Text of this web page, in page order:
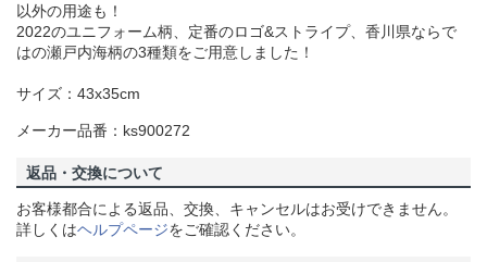
以外の用途も！
2022のユニフォーム柄、定番のロゴ&ストライプ、香川県ならで
はの瀬戸内海柄の3種類をご用意しました！
サイズ：43x35cm
メーカー品番：ks900272
返品・交換について
お客様都合による返品、交換、キャンセルはお受けできません。
詳しくはヘルプページをご確認ください。